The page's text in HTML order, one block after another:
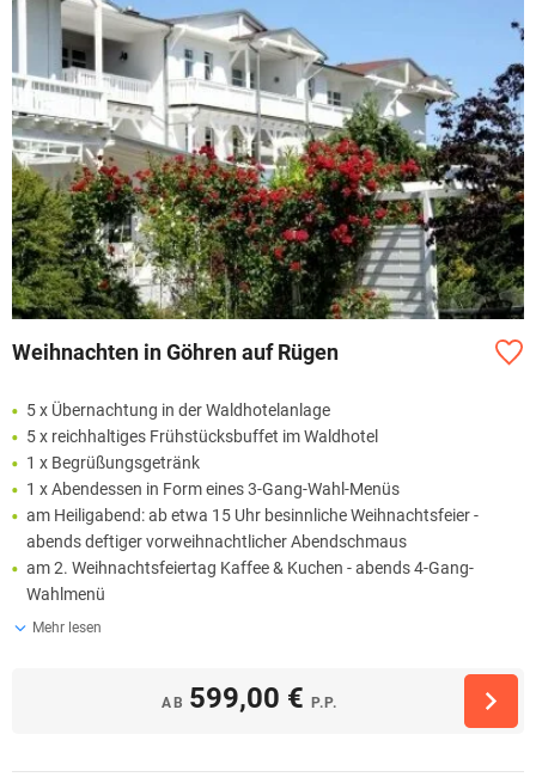
Weihnachten in Göhren auf Rügen
5 x Übernachtung in der Waldhotelanlage
5 x reichhaltiges Frühstücksbuffet im Waldhotel
1 x Begrüßungsgetränk
1 x Abendessen in Form eines 3-Gang-Wahl-Menüs
am Heiligabend: ab etwa 15 Uhr besinnliche Weihnachtsfeier -
abends deftiger vorweihnachtlicher Abendschmaus
am 2. Weihnachtsfeiertag Kaffee & Kuchen - abends 4-Gang-
Wahlmenü
Mehr lesen
AB 599,00 € P.P.